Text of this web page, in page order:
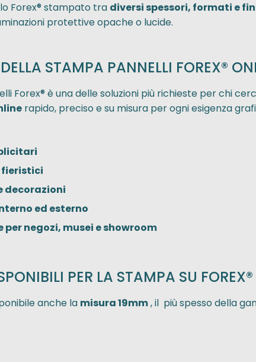
Forex® stampato tra diversi spessori, formati e
protettive opache o lucide.
STAMPA PANNELLI FOREX®
Forex® è una delle soluzioni più richieste per chi
rapido, preciso e su misura per ogni esigenza
decorazioni
ed esterno
per negozi, musei e showroom
PER LA STAMPA SU FOREX®
anche la misura 19mm, il più spesso della